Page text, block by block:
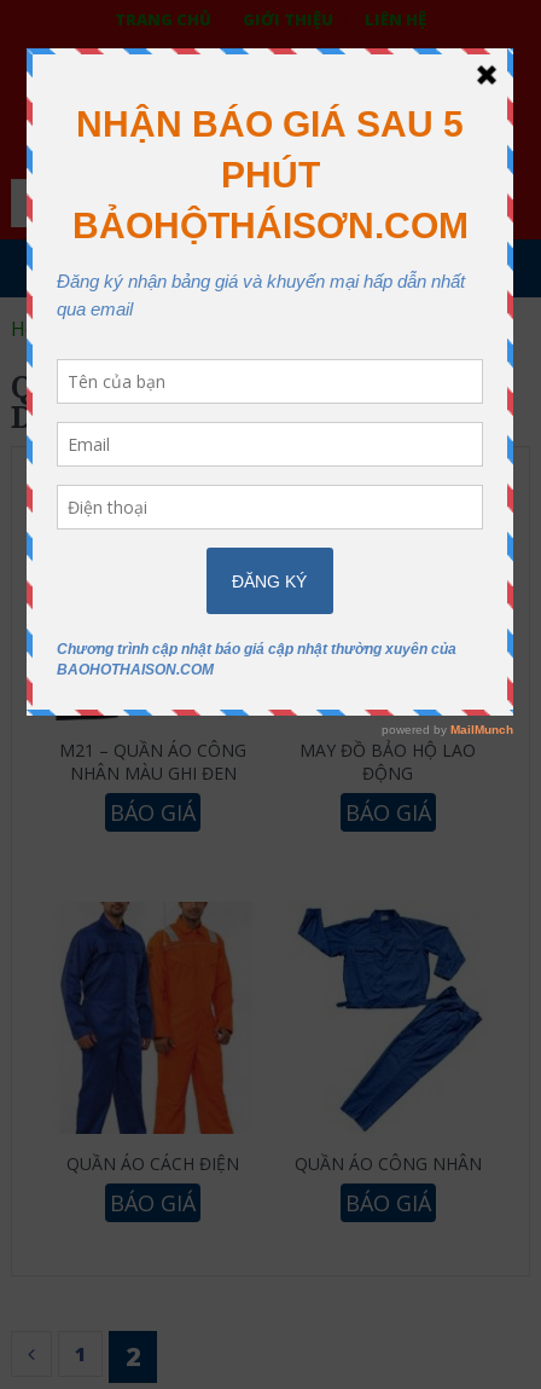
TRANG CHỦ GIỚI THIỆU LIÊN HỆ
BẢO HỘ LAO ĐỘNG THÁI SƠN
XƯỞNG MAY THÁI SƠN QUẬN 12
Search
MENU
Home
QUẦN ÁO CÔNG NHÂN XÂY
DỰNG
M21 – QUẦN ÁO CÔNG
NHÂN MÀU GHI ĐEN
BÁO GIÁ
MAY ĐỒ BẢO HỘ LAO
ĐỘNG
BÁO GIÁ
QUẦN ÁO CÁCH ĐIỆN
BÁO GIÁ
QUẦN ÁO CÔNG NHÂN
BÁO GIÁ
1 2